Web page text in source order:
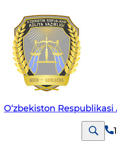
O‘zbekiston